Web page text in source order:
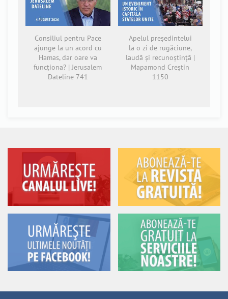
Consiliul pentru Pace
ajunge la un acord cu
Hamas, dar oare va
funcționa? | Jerusalem
Dateline 741
Apelul președintelui
la o zi de rugăciune,
laudă și recunoștință |
Mapamond Creștin
1150